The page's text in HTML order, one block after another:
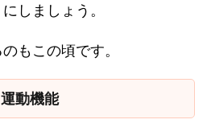
しましょう。
もこの頃です。
運動機能